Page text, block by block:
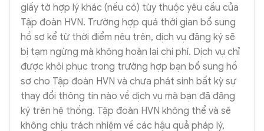
giấy tờ hợp lý khác (nếu có) tùy thuộc yêu cầu của
Tập đoàn HVN. Trường hợp quá thời gian bổ sung
hồ sơ kể từ thời điểm nêu trên, dịch vụ đăng ký sẽ
bị tạm ngừng mà không hoàn lại chi phí. Dịch vụ chỉ
được khôi phục trong trường hợp bạn bổ sung hồ
sơ cho Tập đoàn HVN và chưa phát sinh bất kỳ sự
thay đổi thông tin nào về dịch vụ mà bạn đã đăng
ký trên hệ thống. Tập đoàn HVN không thể và sẽ
không chịu trách nhiệm về các hậu quả pháp lý,